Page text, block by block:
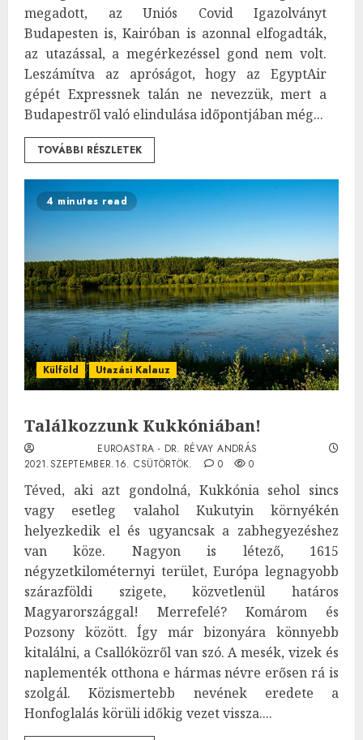
megadott, az Uniós Covid Igazolványt
Budapesten is, Kairóban is azonnal elfogadták,
az utazással, a megérkezéssel gond nem volt.
Leszámítva az apróságot, hogy az EgyptAir
gépét Expressnek talán ne nevezzük, mert a
Budapestről való elindulása időpontjában még...
TOVÁBBI RÉSZLETEK
4 minutes read
Külföld Utazási Kalauz
Találkozzunk Kukkóniában!
EUROASTRA - DR. RÉVAY ANDRÁS
2021.SZEPTEMBER.16. CSÜTÖRTÖK.
0 0
Téved, aki azt gondolná, Kukkónia sehol sincs
vagy esetleg valahol Kukutyin környékén
helyezkedik el és ugyancsak a zabhegyezéshez
van köze. Nagyon is létező, 1615
négyzetkilométernyi terület, Európa legnagyobb
szárazföldi szigete, közvetlenül határos
Magyarországgal! Merrefelé? Komárom és
Pozsony között. Így már bizonyára könnyebb
kitalálni, a Csallóközről van szó. A mesék, vizek és
naplementék otthona e hármas névre erősen rá is
szolgál. Közismertebb nevének eredete a
Honfoglalás körüli időkig vezet vissza....